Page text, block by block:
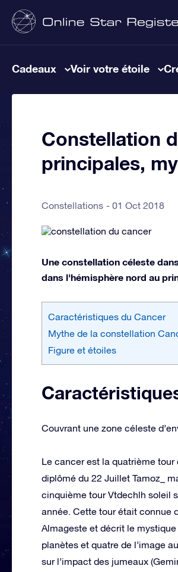
Cadeaux Voir votre étoile
Constellation
principales,
Constellations 01 Oct 2018
Une constellation céleste
dans l'hémisphère nord au
Caractéristiques du Cancer
Mythe de la constellation
Figure et étoiles
Couvrant une zone céleste
Le cancer est la quatrième
diplômé du 22 Juillet Tamoz_
cinquième tour Vtdechlh soleil
année. Cette tour était connue
Almageste et décrit le
planètes et quatre de l’image
sur l’impact des jumeaux